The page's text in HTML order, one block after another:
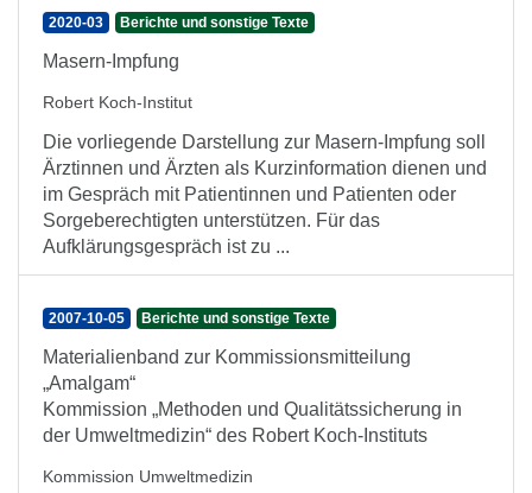
2020-03 Berichte und sonstige Texte
Masern-Impfung
Robert Koch-Institut
Die vorliegende Darstellung zur Masern-Impfung soll
Ärztinnen und Ärzten als Kurzinformation dienen und
im Gespräch mit Patientinnen und Patienten oder
Sorgeberechtigten unterstützen. Für das
Aufklärungsgespräch ist zu ...
2007-10-05 Berichte und sonstige Texte
Materialienband zur Kommissionsmitteilung
„Amalgam“
Kommission „Methoden und Qualitätssicherung in
der Umweltmedizin“ des Robert Koch-Instituts
Kommission Umweltmedizin